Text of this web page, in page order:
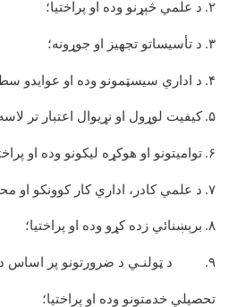
۲. د علمي څېړنو وده او پراختیا؛
۳. د تأسیساتو تجهیز او جوړونه؛
۴. د اداري سیسټمونو وده او عوایدو
۵. کیفیت لوړول او نړیوال اعتبار تر
۶ . توامیتونو او هوکړه لیکونو وده او
۷. د علمي کادر، اداري کار کوونکو او
۸. برېښنائي زده کړو وده او پراختیا؛
۹. د ټولنـي د ضرورتونو پر اساس
تحصیلي خدمتونو وده او پراختیا؛